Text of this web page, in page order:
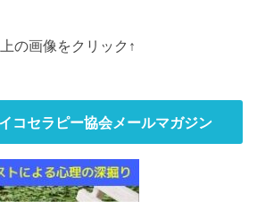
の画像をクリック↑
コセラピー協会メールマガジン